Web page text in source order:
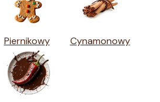
Piernikowy Cynamonowy